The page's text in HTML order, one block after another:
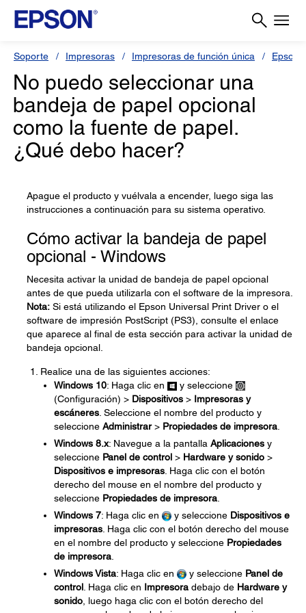
Soporte Impresoras Impresoras de función única Epson
No puedo seleccionar una
bandeja de papel opcional
como la fuente de papel.
¿Qué debo hacer?
Apague el producto y vuélvala a encender, luego siga las
instrucciones a continuación para su sistema operativo.
Cómo activar la bandeja de papel
opcional - Windows
Necesita activar la unidad de bandeja de papel opcional
antes de que pueda utilizarla con el software de la impresora.
Nota: Si está utilizando el Epson Universal Print Driver o el
software de impresión PostScript (PS3), consulte el enlace
que aparece al final de esta sección para activar la unidad de
bandeja opcional.
Realice una de las siguientes acciones:
Windows 10: Haga clic en
y seleccione
(Configuración) > Dispositivos > Impresoras y
escáneres . Seleccione el nombre del producto y
seleccione Administrar> Propiedades de impresora
Windows 8.x: Navegue a la pantalla Aplicaciones y
seleccione Panel de control > Hardware y sonido >
Dispositivos e impresoras . Haga clic con el botón
derecho del mouse en el nombre del producto y
seleccione Propiedades de impresora
Windows 7: Haga clic en y seleccione Dispositivos e
impresoras . Haga clic con el botón derecho del mouse
en el nombre del producto y seleccione Propiedades
de impresora
Windows Vista: Haga clic en y seleccione Panel de
control . Haga clic en Impresora debajo de Hardware y
sonido , luego haga clic con el botón derecho del